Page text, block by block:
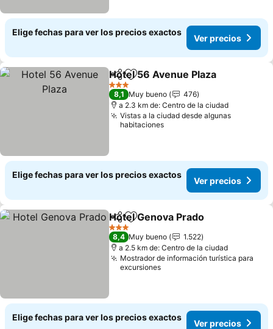
Elige fechas para ver los precios exactos
Ver precios
CompartirAgregar a favoritos
Hotel 56 Avenue Plaza
3 Estrellas
8,1 Muy bueno
476
a 2.3 km de: Centro de la ciudad
Vistas a la ciudad desde algunas
habitaciones
Elige fechas para ver los precios exactos
Ver precios
CompartirAgregar a favoritos
Hotel Genova Prado
3 Estrellas
8,4 Muy bueno
1.522
a 2.5 km de: Centro de la ciudad
Mostrador de información turística para
excursiones
Elige fechas para ver los precios exactos
Ver precios